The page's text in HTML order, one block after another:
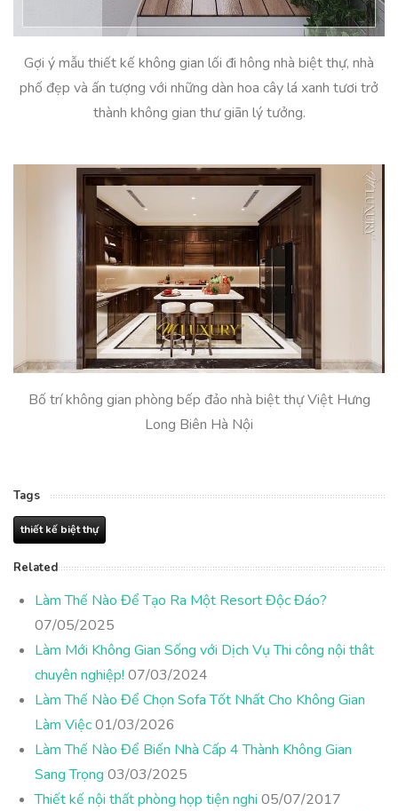
Gợi ý mẫu thiết kế không gian lối đi hông nhà biệt thự, nhà
phố đẹp và ấn tượng với những dàn hoa cây lá xanh tươi trở
thành không gian thư giãn lý tưởng.
Bố trí không gian phòng bếp đảo nhà biệt thự Việt Hưng
Long Biên Hà Nội
Tags
thiết kế biệt thự
Related
Làm Thế Nào Để Tạo Ra Một Resort Độc Đáo?
07/05/2025
Làm Mới Không Gian Sống với Dịch Vụ Thi công nội thât
chuyên nghiệp! 07/03/2024
Làm Thế Nào Để Chọn Sofa Tốt Nhất Cho Không Gian
Làm Việc01/03/2026
Làm Thế Nào Để Biến Nhà Cấp 4 Thành Không Gian
Sang Trọng 03/03/2025
Thiết kế nội thất phòng họp tiện nghi 05/07/2017